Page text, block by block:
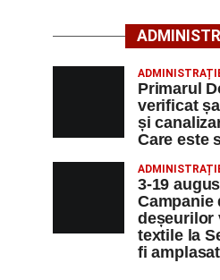
Primarul
verificat
și
Care este
3-19
Campanie
deșeurilor
textile la
fi